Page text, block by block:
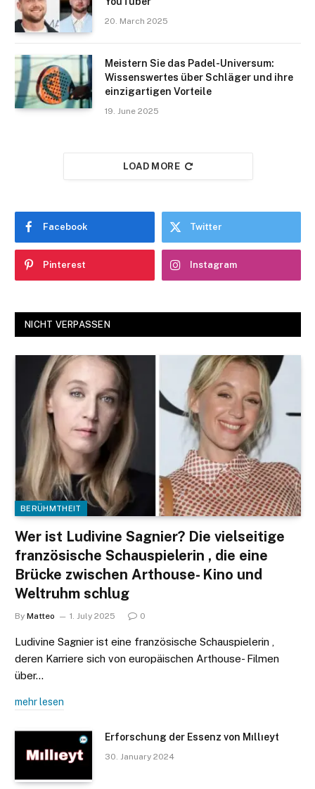
20. March 2025
Meistern Sie das Padel-Universum:
Wissenswertes über Schläger und ihre
einzigartigen Vorteile
19. June 2025
LOAD MORE
Facebook Twitter
Pinterest Instagram
NICHT VERPASSEN
BERÜHMTHEIT
Wer ist Ludivine Sagnier? Die vielseitige
französische Schauspielerin , die eine
Brücke zwischen Arthouse- Kino und
Weltruhm schlug
By Matteo 1. July 2025 0
Ludivine Sagnier ist eine französische Schauspielerin ,
deren Karriere sich von europäischen Arthouse- Filmen
über…
mehr lesen
Erforschung der Essenz von Mıllıeyt
30. January 2024